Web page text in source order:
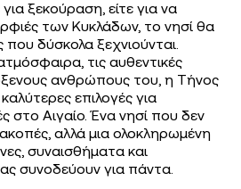
ξεκούραση, είτε για να
των Κυκλάδων, το νησί θα
που δύσκολα ξεχνιούνται.
τις αυθεντικές
ανθρώπους του, η Τήνος
επιλογές για
στο Αιγαίο. Ένα νησί που δεν
αλλά μια ολοκληρωμένη
συναισθήματα και
συνοδεύουν για πάντα.